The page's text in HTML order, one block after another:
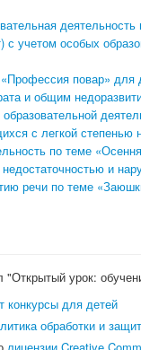
с учетом особых
повар»
и общим
образовательной
с легкой степенью
по теме
и
речи по теме
"Открытый урок:
конкурсы для детей
обработки и